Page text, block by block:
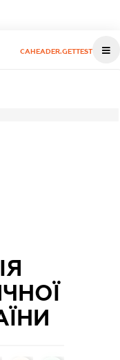
CAHEADER.GETTEST